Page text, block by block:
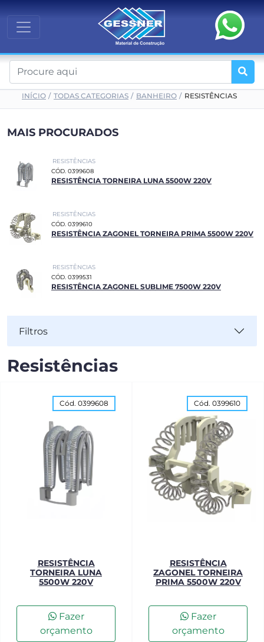
INÍCIO TODAS CATEGORIAS BANHEIRO RESISTÊNCIAS
MAIS PROCURADOS
RESISTÊNCIAS
CÓD. 0399608
RESISTÊNCIA TORNEIRA LUNA 5500W 220V
RESISTÊNCIAS
CÓD. 0399610
RESISTÊNCIA ZAGONEL TORNEIRA PRIMA 5500W 220V
RESISTÊNCIAS
CÓD. 0399531
RESISTÊNCIA ZAGONEL SUBLIME 7500W 220V
Filtros
Resistências
Cód. 0399608
RESISTÊNCIA
TORNEIRA LUNA
5500W 220V
Fazer
orçamento
Cód. 0399610
RESISTÊNCIA
ZAGONEL TORNEIRA
PRIMA 5500W 220V
Fazer
orçamento